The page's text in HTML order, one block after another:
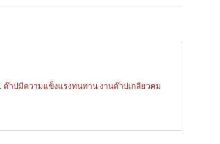
ต๊าปมีความแข็งแรงทนทาน งานต๊าปเกลียวคม